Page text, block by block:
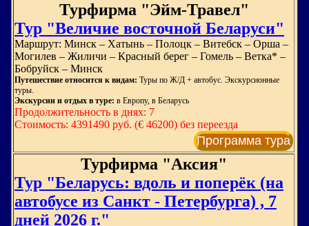
Турфирма "Эйм-Травел"
Тур "Величие восточной Беларуси"
Маршрут: Минск – Хатынь – Полоцк – Витебск – Орша –
Могилев – Жиличи – Красный берег – Гомель – Ветка* –
Бобруйск – Минск
Путешествие относится к видам: Туры по Ж/Д + автобус. Экскурсионные
туры.
Экскурсии и отдых в туре: в Европу, в Беларусь
Продолжительность в днях: 7
Стоимость: 4391490 руб. (€ 46200) без переезда
Программа тура
Турфирма "Аксия"
Тур "Беларусь: вдоль и поперёк (на
автобусе из Санкт - Петербурга) , 7
дней 2026 г."